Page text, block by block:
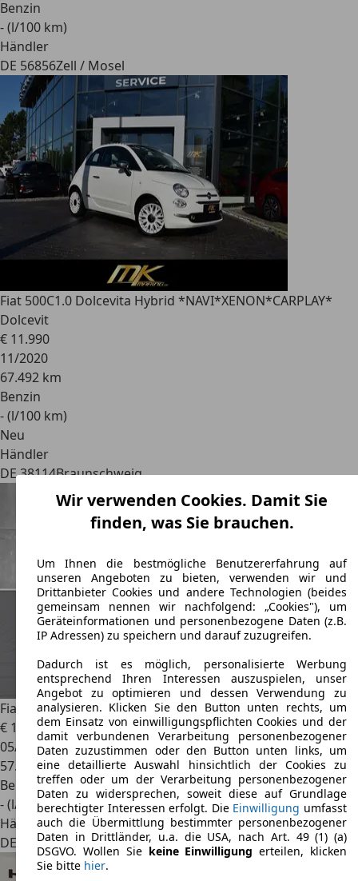
Benzin
- (l/100 km)
Händler
DE 56856Zell / Mosel
Fiat 500C1.0 Dolcevita Hybrid *NAVI*XENON*CARPLAY*
Dolcevit
€ 11.990
11/2020
67.492 km
Benzin
- (l/100 km)
Neu
Händler
DE 38114Braunschweig
Fiat 500CCabrio,Faltdach CarPlay Android Auto DAB PDC
€ 11.490
05/2021
57.250 km
Benzin
- (l/100 km)
Händler
DE 25469Halstenbek
Wir verwenden Cookies. Damit Sie
finden, was Sie brauchen.
Um Ihnen die bestmögliche Benutzererfahrung auf
unseren Angeboten zu bieten, verwenden wir und
Drittanbieter Cookies und andere Technologien (beides
gemeinsam nennen wir nachfolgend: „Cookies"), um
Geräteinformationen und personenbezogene Daten (z.B.
IP Adressen) zu speichern und darauf zuzugreifen.
Dadurch ist es möglich, personalisierte Werbung
entsprechend Ihren Interessen auszuspielen, unser
Angebot zu optimieren und dessen Verwendung zu
analysieren. Klicken Sie den Button unten rechts, um
dem Einsatz von einwilligungspflichten Cookies und der
damit verbundenen Verarbeitung personenbezogener
Daten zuzustimmen oder den Button unten links, um
eine detaillierte Auswahl hinsichtlich der Cookies zu
treffen oder um der Verarbeitung personenbezogener
Daten zu widersprechen, soweit diese auf Grundlage
berechtigter Interessen erfolgt. Die Einwilligung umfasst
auch die Übermittlung bestimmter personenbezogener
Daten in Drittländer, u.a. die USA, nach Art. 49 (1) (a)
DSGVO. Wollen Sie keine Einwilligung erteilen, klicken
Sie bitte hier.